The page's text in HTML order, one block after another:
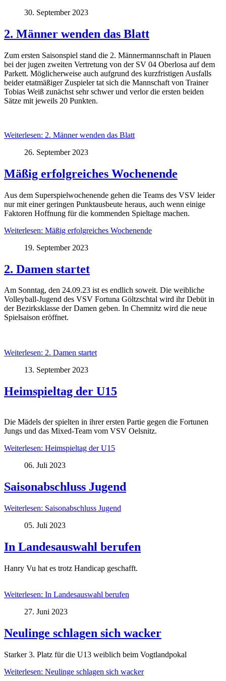
30. September 2023
2. Männer wenden das Blatt
Zum ersten Saisonspiel stand die 2. Männermannschaft in Plauen
bei der jugen zweiten Vertretung von der SV 04 Oberlosa auf dem
Parkett. Möglicherweise auch aufgrund des kurzfristigen Ausfalls
beider etatmäßiger Zuspieler tat sich die Mannschaft von Trainer
Tobias Weiß zunächst sehr schwer und verlor die ersten beiden
Sätze mit jeweils 20 Punkten.
Weiterlesen: 2. Männer wenden das Blatt
26. September 2023
Mäßig erfolgreiches Wochenende
Aus dem Superspielwochenende gehen die Teams des VSV leider
nur mit einer geringen Punktausbeute heraus, auch wenn einige
Faktoren Hoffnung für die kommenden Spieltage machen.
Weiterlesen: Mäßig erfolgreiches Wochenende
19. September 2023
2. Damen startet
Am Sonntag, den 24.09.23 ist es endlich soweit. Die weibliche
Volleyball-Jugend des VSV Fortuna Göltzschtal wird ihr Debüt in
der Bezirksklasse der Damen geben. In Chemnitz wird die neue
Spielsaison eröffnet.
Weiterlesen: 2. Damen startet
13. September 2023
Heimspieltag der U15
Die Mädels der spielten in ihrer ersten Partie gegen die Fortunen
Jungs und das Mixed-Team vom VSV Oelsnitz.
Weiterlesen: Heimspieltag der U15
06. Juli 2023
Saisonabschluss Jugend
Weiterlesen: Saisonabschluss Jugend
05. Juli 2023
In Landesauswahl berufen
Hanry Vu hat es trotz Handicap geschafft.
Weiterlesen: In Landesauswahl berufen
27. Juni 2023
Neulinge schlagen sich wacker
Starker 3. Platz für die U13 weiblich beim Vogtlandpokal
Weiterlesen: Neulinge schlagen sich wacker